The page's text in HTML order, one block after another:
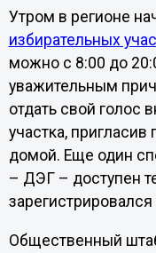
Утром в регионе
избирательных
можно с 8:00 до
уважительным
отдать свой голос
участка,
домой. Еще один
– ДЭГ – доступен
Общественный